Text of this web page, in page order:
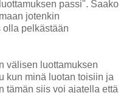
passi". Saako
jotenkin
olla pelkästään
välisen luottamuksen
kun minä luotan toisiin ja
tämän siis voi ajatella että